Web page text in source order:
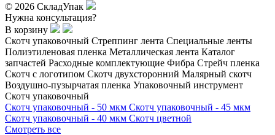
© 2026 СкладУпак
Нужна консультация?
В корзину
Скотч упаковочный Стреппинг лента Специальные ленты
Полиэтиленовая пленка Металлическая лента Каталог
запчастей Расходные комплектующие Фибра Стрейч пленка
Скотч с логотипом Скотч двухсторонний Малярный скотч
Воздушно-пузырчатая пленка Упаковочный инструмент
Скотч упаковочный
Скотч упаковочный - 50 мкм Скотч упаковочный - 45 мкм
Скотч упаковочный - 40 мкм Скотч цветной
Смотреть все